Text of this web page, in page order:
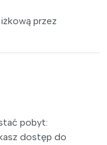
przez
pobyt:
dostęp do